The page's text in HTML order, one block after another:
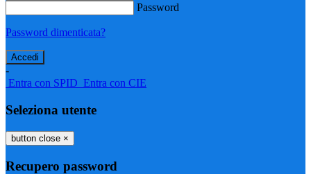
Password
Password dimenticata?
-
Entra con SPID Entra con CIE
Seleziona utente
button close ×
Recupero password